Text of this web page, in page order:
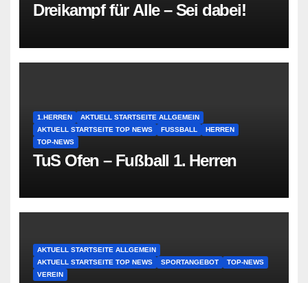
Dreikampf für Alle – Sei dabei!
1.HERREN
AKTUELL STARTSEITE ALLGEMEIN
AKTUELL STARTSEITE TOP NEWS
FUSSBALL
HERREN
TOP-NEWS
TuS Ofen – Fußball 1. Herren
AKTUELL STARTSEITE ALLGEMEIN
AKTUELL STARTSEITE TOP NEWS
SPORTANGEBOT
TOP-NEWS
VEREIN